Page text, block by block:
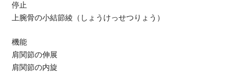
停止
上腕骨の小結節綾（しょうけっせつりょう）
機能
肩関節の伸展
肩関節の内旋